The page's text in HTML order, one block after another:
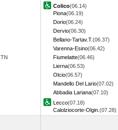
TN
Colico(06.14)
Piona(06.19)
Dorio(06.24)
Dervio(06.30)
Bellano-Tartav.T.(06.37)
Varenna-Esino(06.42)
Fiumelatte(06.46)
Lierna(06.53)
Olcio(06.57)
Mandello Del Lario(07.02)
Abbadia Lariana(07.10)
Lecco(07.18)
Calolziocorte-Olgin. (07.28)